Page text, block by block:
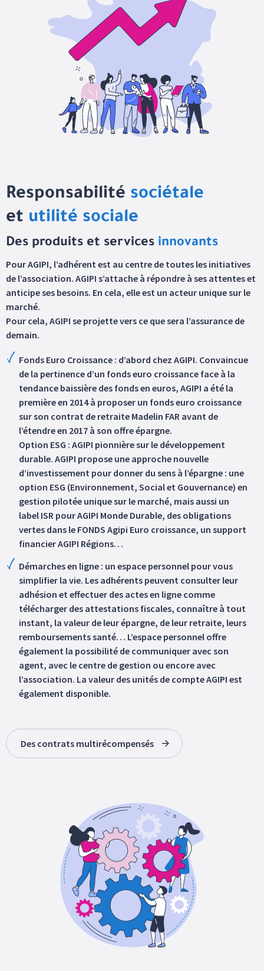
Responsabilité sociétale
et utilité sociale
Des produits et services innovants
Pour AGIPI, l’adhérent est au centre de toutes les initiatives
de l’association. AGIPI s’attache à répondre à ses attentes et
anticipe ses besoins. En cela, elle est un acteur unique sur le
marché.
Pour cela, AGIPI se projette vers ce que sera l’assurance de
demain.
Fonds Euro Croissance : d’abord chez AGIPI. Convaincue
de la pertinence d’un fonds euro croissance face à la
tendance baissière des fonds en euros, AGIPI a été la
première en 2014 à proposer un fonds euro croissance
sur son contrat de retraite Madelin FAR avant de
l’étendre en 2017 à son offre épargne.
Option ESG : AGIPI pionnière sur le développement
durable. AGIPI propose une approche nouvelle
d’investissement pour donner du sens à l’épargne : une
option ESG (Environnement, Social et Gouvernance) en
gestion pilotée unique sur le marché, mais aussi un
label ISR pour AGIPI Monde Durable, des obligations
vertes dans le FONDS Agipi Euro croissance, un support
financier AGIPI Régions…
Démarches en ligne : un espace personnel pour vous
simplifier la vie. Les adhérents peuvent consulter leur
adhésion et effectuer des actes en ligne comme
télécharger des attestations fiscales, connaître à tout
instant, la valeur de leur épargne, de leur retraite, leurs
remboursements santé… L’espace personnel offre
également la possibilité de communiquer avec son
agent, avec le centre de gestion ou encore avec
l’association. La valeur des unités de compte AGIPI est
également disponible.
Des contrats multirécompensés